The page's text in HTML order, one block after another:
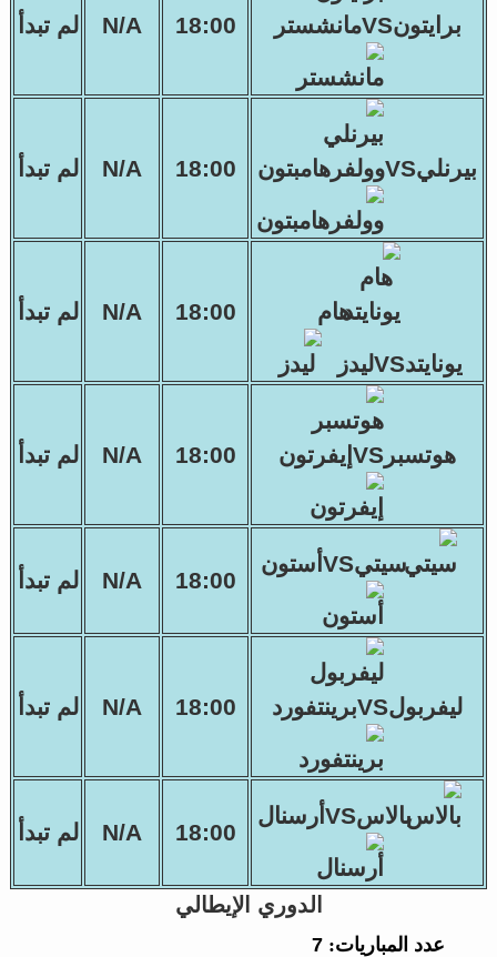
برايتونVSمانشستر 18:00
N/A لم تبدأ
بيرنليVSوولفرهامبتون 18:00
N/A لم تبدأ
هام
يونايتدVSليدز
18:00
N/A لم تبدأ
هوتسبرVSإيفرتون 18:00
N/A لم تبدأ
سيتيVSأستون
18:00
N/A لم تبدأ
ليفربولVSبرينتفورد 18:00
N/A لم تبدأ
بالاسVSأرسنال
18:00
N/A لم تبدأ
الدوري الإيطالي
عدد المباريات:7